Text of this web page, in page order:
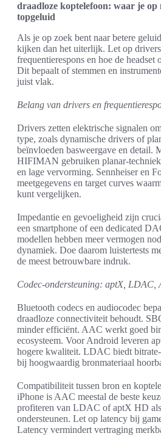
draadloze koptelefoon: waar je op
topgeluid
Als je op zoek bent naar betere
kijken dan het uiterlijk. Let op
frequentierespons en hoe de headset
Dit bepaalt of stemmen en
juist vlak.
Belang van drivers en
Drivers zetten elektrische signalen
type, zoals dynamische drivers of
beïnvloeden basweergave en detail.
HIFIMAN gebruiken planar-
en lage vervorming. Sennheiser en
meetgegevens en target curves
kunt vergelijken.
Impedantie en gevoeligheid zijn
een smartphone of een dedicated
modellen hebben meer vermogen
dynamiek. Doe daarom luistertests
de meest betrouwbare indruk.
Codec-ondersteuning: aptX, LDAC,
Bluetooth codecs en audiocodec
draadloze connectiviteit behoudt.
minder efficiënt. AAC werkt goed
ecosysteem. Voor Android leveren
hogere kwaliteit. LDAC biedt
bij hoogwaardig bronmateriaal
Compatibiliteit tussen bron en
iPhone is AAC meestal de beste
profiteren van LDAC of aptX HD als
ondersteunen. Let op latency bij
Latency vermindert vertraging